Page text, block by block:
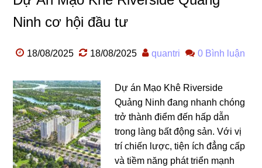
Ninh cơ hội đầu tư
18/08/2025 18/08/2025 quantri 0 Bình luận
Dự án Mạo Khê Riverside
Quảng Ninh đang nhanh chóng
trở thành điểm đến hấp dẫn
trong làng bất động sản. Với vị
trí chiến lược, tiện ích đẳng cấp
và tiềm năng phát triển mạnh